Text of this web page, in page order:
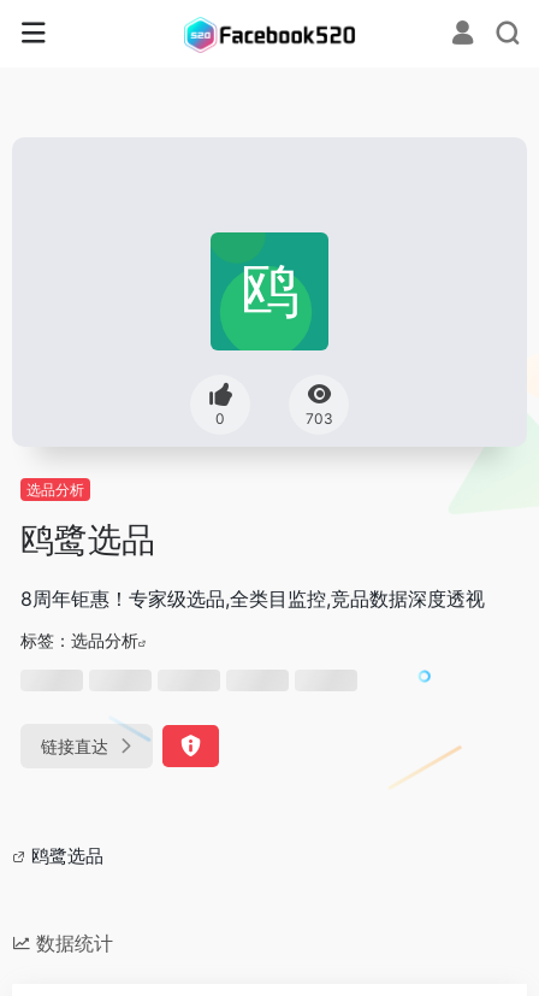
0 703
选品分析
鸥鹭选品
8周年钜惠！专家级选品,全类目监控,竞品数据深度透视
标签： 选品分析
链接直达
鸥鹭选品
数据统计